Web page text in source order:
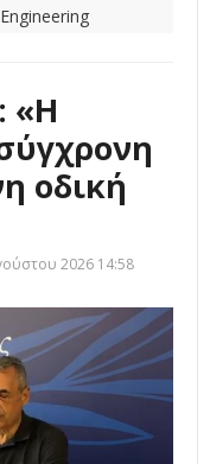
«Η
οδική
2026 14:58